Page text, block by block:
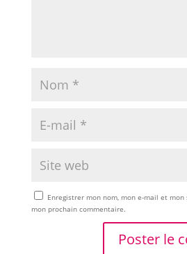
Enregistrer mon nom, mon e-mail et
mon prochain commentaire.